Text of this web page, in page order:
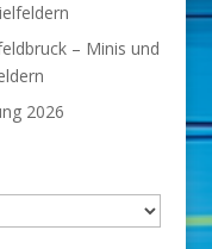
– Minis und
2026